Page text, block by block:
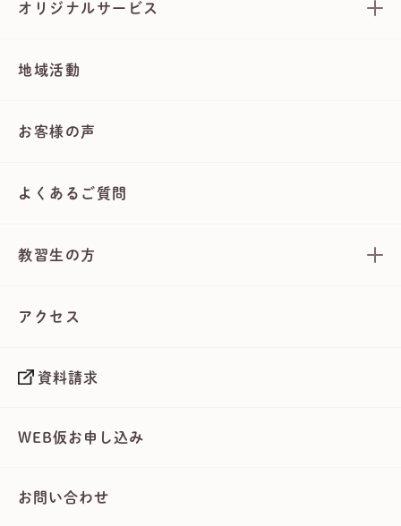
オリジナルサービス
地域活動
お客様の声
よくあるご質問
教習生の方
アクセス
資料請求
WEB仮お申し込み
お問い合わせ